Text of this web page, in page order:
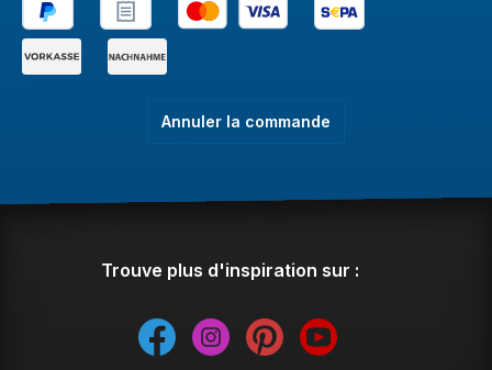
Annuler la commande
Trouve plus d'inspiration sur :